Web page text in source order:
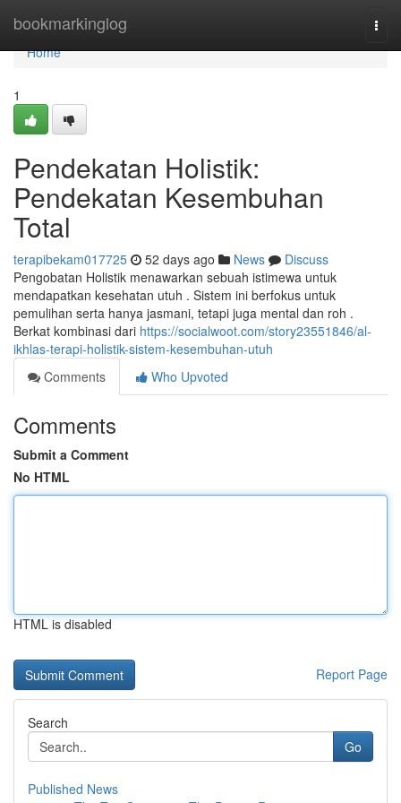
bookmarkinglog
Home
Home
1
Pendekatan Holistik:
Pendekatan Kesembuhan
Total
terapibekam017725 52 days ago News
Discuss
Pengobatan Holistik menawarkan sebuah istimewa untuk
mendapatkan kesehatan utuh . Sistem ini berfokus untuk
pemulihan serta hanya jasmani, tetapi juga mental dan roh .
Berkat kombinasi dari https://socialwoot.com/story23551846/al-
ikhlas-terapi-holistik-sistem-kesembuhan-utuh
Comments
Who Upvoted
Comments
Submit a Comment
No HTML
HTML is disabled
Report Page
Search
Go
Published News